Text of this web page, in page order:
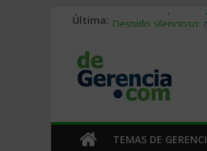
Última: Stablecoins para
Trabajo forzoso en
Mercado hispano de
TEMAS DE